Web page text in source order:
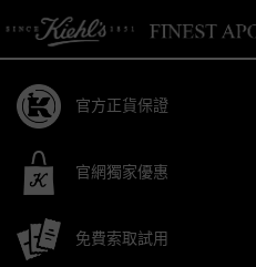
官方正貨保證
官網獨家優惠
免費索取試用